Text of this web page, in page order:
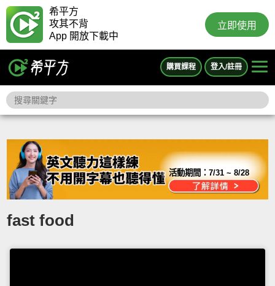
希平方
攻其不背
App 開放下載中
立即使用
購買課程 登入/註冊
活動期間：7/31 ~ 8/28
fast food